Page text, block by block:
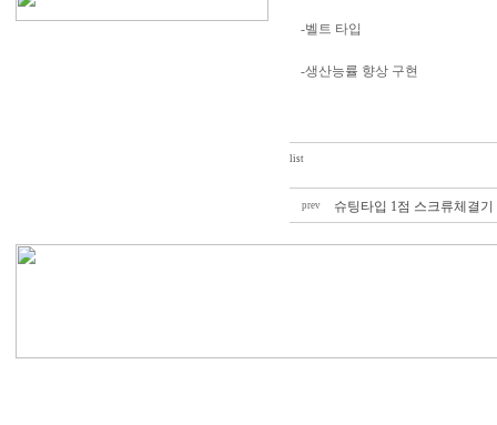
-벨트 타입
-생산능률 향상 구현
list
prev 슈팅타입 1점 스크류체결기